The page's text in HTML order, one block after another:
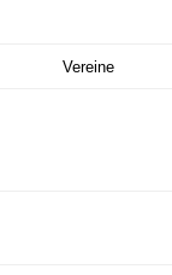
Vereine